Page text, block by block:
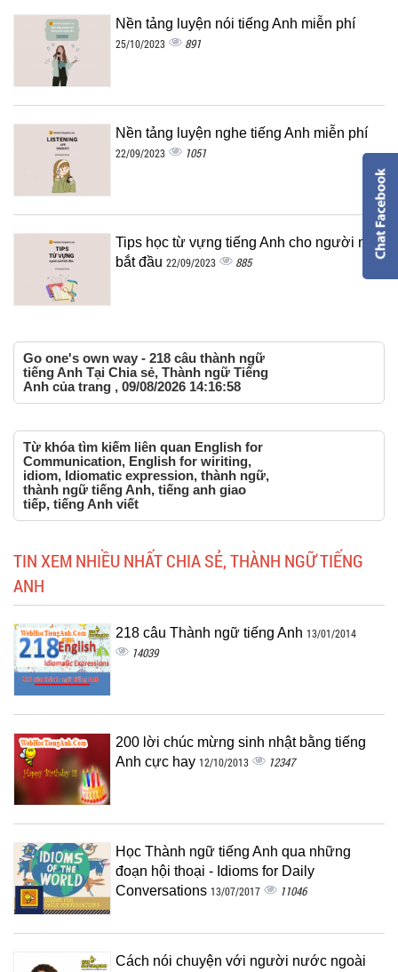
Nền tảng luyện nói tiếng Anh miễn phí
25/10/2023 891
Nền tảng luyện nghe tiếng Anh miễn phí
22/09/2023 1051
Tips học từ vựng tiếng Anh cho người mới
bắt đầu 22/09/2023 885
Go one's own way - 218 câu thành ngữ
tiếng Anh Tại Chia sẻ, Thành ngữ Tiếng
Anh của trang , 09/08/2026 14:16:58
Từ khóa tìm kiếm liên quan English for
Communication, English for wiriting,
idiom, Idiomatic expression, thành ngữ,
thành ngữ tiếng Anh, tiếng anh giao
tiếp, tiếng Anh viết
TIN XEM NHIỀU NHẤT CHIA SẺ, THÀNH NGỮ TIẾNG
ANH
218 câu Thành ngữ tiếng Anh 13/01/2014
14039
200 lời chúc mừng sinh nhật bằng tiếng
Anh cực hay 12/10/2013 12347
Học Thành ngữ tiếng Anh qua những
đoạn hội thoại - Idioms for Daily
Conversations 13/07/2017 11046
Cách nói chuyện với người nước ngoài